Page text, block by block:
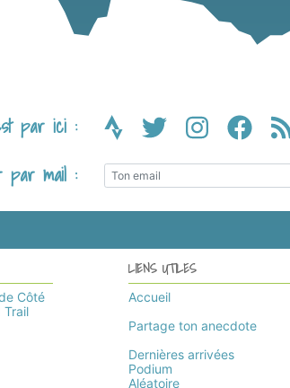
par ici :
par mail :
Côté
Trail
LIENS UTILES
Accueil
Partage ton anecdote
Dernières arrivées
Podium
Aléatoire